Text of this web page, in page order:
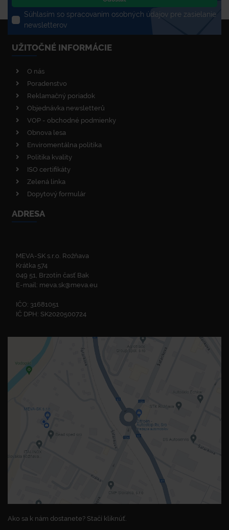
Súhlasím so spracovaním osobných údajov pre zasielanie
newsletterov
UŽITOČNÉ INFORMÁCIE
O nás
Poradenstvo
Reklamačný poriadok
Objednávka newsletterů
VOP - obchodné podmienky
Obnova lesa
Enviromentálna politika
Politika kvality
ISO certifikáty
Zelená linka
Dopytový formulár
ADRESA
MEVA-SK s.r.o. Rožňava
Krátka 574
049 51, Brzotín časť Bak
E-mail: meva.sk@meva.eu
IČO: 31681051
IČ DPH: SK2020500724
Ako sa k nám dostanete? Stačí kliknúť.